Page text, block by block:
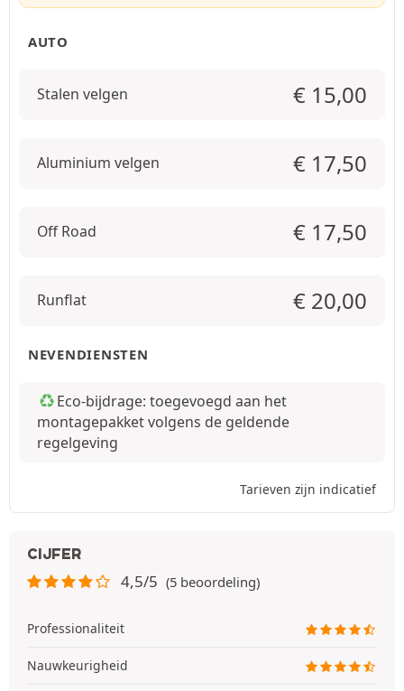
AUTO
Stalen velgen € 15,00
Aluminium velgen € 17,50
Off Road € 17,50
Runflat € 20,00
NEVENDIENSTEN
Eco-bijdrage: toegevoegd aan het
montagepakket volgens de geldende
regelgeving
Tarieven zijn indicatief
CIJFER
4,5/5 (5 beoordeling)
Professionaliteit
Nauwkeurigheid